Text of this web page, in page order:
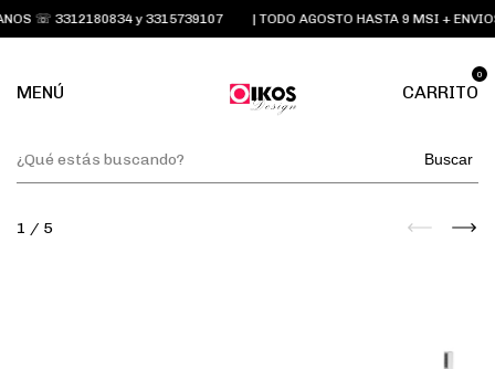
☏ 3312180834 y 3315739107 | TODO AGOSTO HASTA 9 MSI +
MENÚ CARRITO
0
Buscar
1 / 5